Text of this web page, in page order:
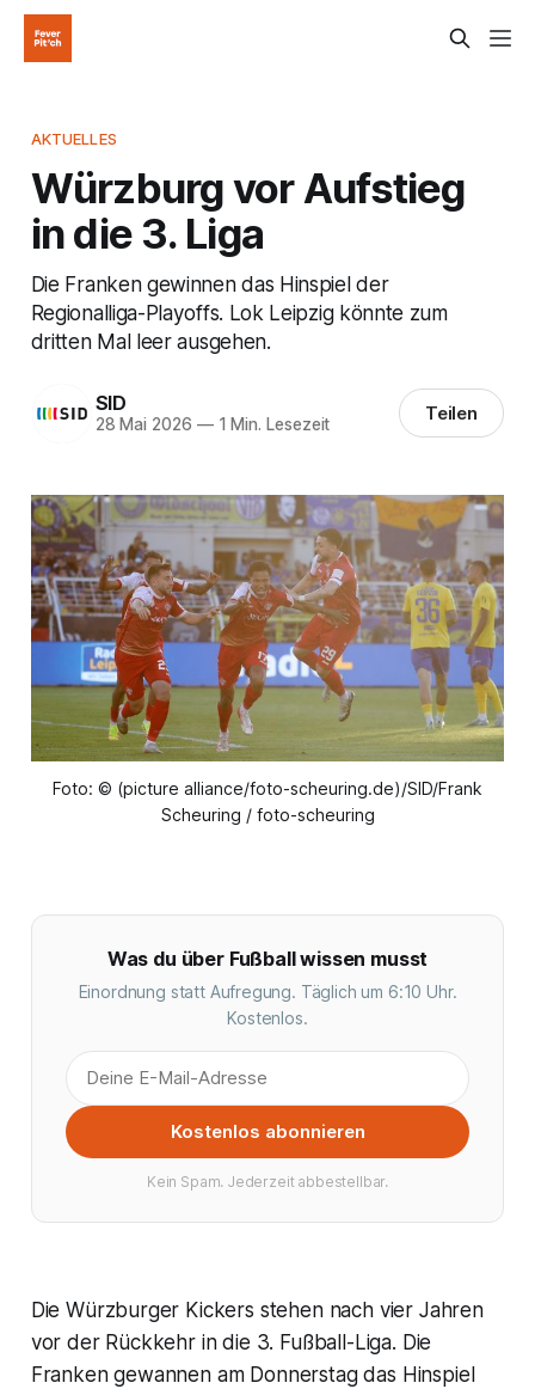
AKTUELLES
Würzburg vor Aufstieg
in die 3. Liga
Die Franken gewinnen das Hinspiel der
Regionalliga-Playoffs. Lok Leipzig könnte zum
dritten Mal leer ausgehen.
SID
28 Mai 2026 —1 Min. Lesezeit Teilen
Foto: © (picture alliance/foto-scheuring.de)/SID/Frank
Scheuring / foto-scheuring
Was du über Fußball wissen musst
Einordnung statt Aufregung. Täglich um 6:10 Uhr.
Kostenlos.
Kostenlos abonnieren
Kein Spam. Jederzeit abbestellbar.
Die Würzburger Kickers stehen nach vier Jahren
vor der Rückkehr in die 3. Fußball-Liga. Die
Franken gewannen am Donnerstag das Hinspiel